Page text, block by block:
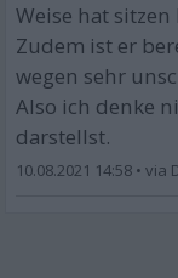
Weise hat sitzen
Zudem ist er
wegen sehr
Also ich denke
darstellst.
10.08.2021 14:58 •